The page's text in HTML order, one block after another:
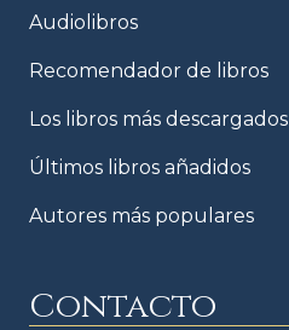
Audiolibros
Recomendador de libros
Los libros más descargados
Últimos libros añadidos
Autores más populares
Contacto